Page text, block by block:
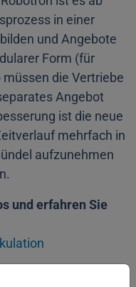
in einer
und Angebote
Form (für
die Vertriebe
Angebot
ist die neue
mehrfach in
aufzunehmen
und erfahren Sie